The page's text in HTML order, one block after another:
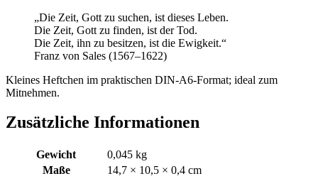
„Die Zeit, Gott zu suchen, ist dieses Leben.
Die Zeit, Gott zu finden, ist der Tod.
Die Zeit, ihn zu besitzen, ist die Ewigkeit.“
Franz von Sales (1567–1622)
Kleines Heftchen im praktischen DIN-A6-Format; ideal zum
Mitnehmen.
Zusätzliche Informationen
Gewicht
0,045 kg
Maße
14,7 × 10,5 × 0,4 cm